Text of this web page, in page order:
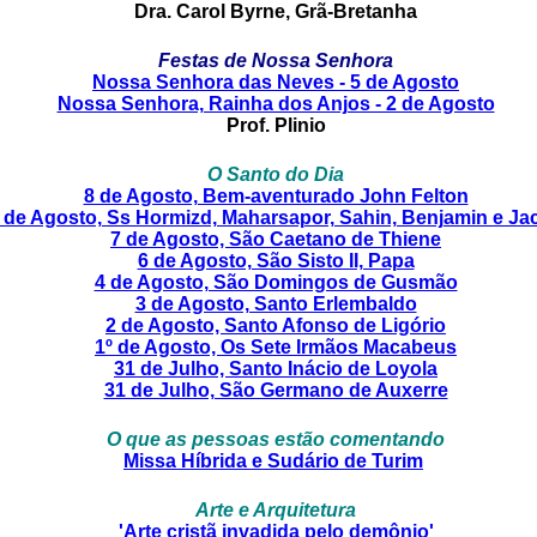
Dra. Carol Byrne, Grã-Bretanha
Festas de Nossa Senhora
Nossa Senhora das Neves - 5 de Agosto
Nossa Senhora, Rainha dos Anjos - 2 de Agosto
Prof. Plinio
O Santo do Dia
8 de Agosto, Bem-aventurado John Felton
de Agosto, Ss Hormizd, Maharsapor, Sahin, Benjamin e
7 de Agosto, São Caetano de Thiene
6 de Agosto, São Sisto II, Papa
4 de Agosto, São Domingos de Gusmão
3 de Agosto, Santo Erlembaldo
2 de Agosto, Santo Afonso de Ligório
1º de Agosto, Os Sete Irmãos Macabeus
31 de Julho, Santo Inácio de Loyola
31 de Julho, São Germano de Auxerre
O que as pessoas estão comentando
Missa Híbrida e Sudário de Turim
Arte e Arquitetura
'Arte cristã invadida pelo demônio'